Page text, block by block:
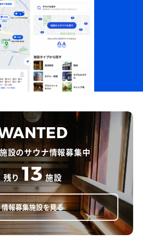
設のサウナ情報募集中
残り 13 施設
情報募集施設を見る